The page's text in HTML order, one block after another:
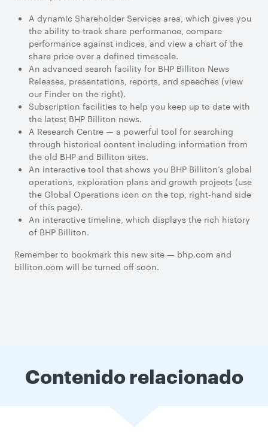
A dynamic Shareholder Services area, which gives you
the ability to track share performance, compare
performance against indices, and view a chart of the
share price over a defined timescale.
An advanced search facility for BHP Billiton News
Releases, presentations, reports, and speeches (view
our Finder on the right).
Subscription facilities to help you keep up to date with
the latest BHP Billiton news.
A Research Centre — a powerful tool for searching
through historical content including information from
the old BHP and Billiton sites.
An interactive tool that shows you BHP Billiton’s global
operations, exploration plans and growth projects (use
the Global Operations icon on the top, right-hand side
of this page).
An interactive timeline, which displays the rich history
of BHP Billiton.
Remember to bookmark this new site — bhp.com and
billiton.com will be turned off soon.
Contenido relacionado